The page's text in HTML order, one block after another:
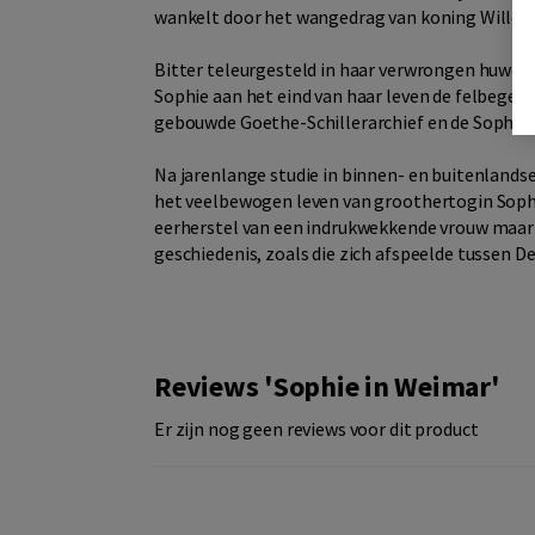
wankelt door het wangedrag van koning
Bitter teleurgesteld in haar verwrongen
Sophie aan het eind van haar leven de
gebouwde Goethe-Schillerarchief en de
Na jarenlange studie in binnen- en
het veelbewogen leven van groothertogin
eerherstel van een indrukwekkende vrouw
geschiedenis, zoals die zich afspeelde tussen
Reviews 'Sophie in Weimar'
Er zijn nog geen reviews voor dit product